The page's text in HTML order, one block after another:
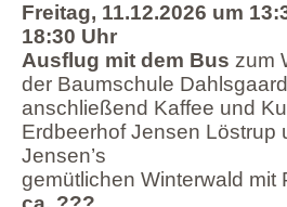
Freitag, 11.12.2026 um
18:30 Uhr
Ausflug mit dem Bus zum
der Baumschule
anschließend Kaffee und
Erdbeerhof Jensen Löstrup
Jensen’s
gemütlichen Winterwald mit